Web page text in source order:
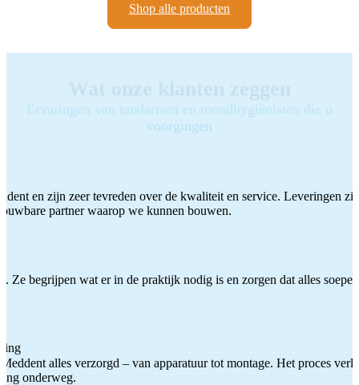
Shop alle producten
Ervaringen van tandartsen en mondhygiënisten die u
voorgingen
en zijn zeer tevreden over de kwaliteit en service. Leveringen
partner waarop we kunnen bouwen.
Ze begrijpen wat er in de praktijk nodig is en zorgen dat alles
alles verzorgd – van apparatuur tot montage. Het proces
onderweg.